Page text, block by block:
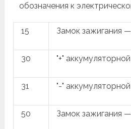
обозначения к
15 Замок зажигания
30 "+"
31 "-"
50 Замок зажигания